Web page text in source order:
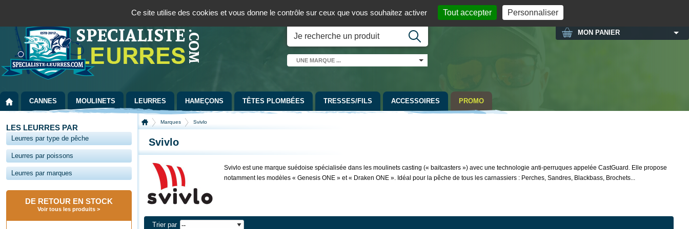
UNEMARQUE...
MON PANIER
CANNES MOULINETS LEURRES HAMEÇONS TÊTES PLOMBÉES TRESSES/FILS ACCESSOIRES PROMO
Marques Svivlo
Svivlo
Svivlo est une marque suédoise spécialisée dans les moulinets casting (« baitcasters ») avec une technologie anti-perruques appelée CastGuard. Elle propose
notamment les modèles « Genesis ONE » et « Draken ONE ». Idéal pour la pêche de tous les carnassiers : Perches, Sandres, Blackbass, Brochets...
Trier par
LES LEURRES PAR
Leurres par type de pêche
Leurres par poissons
Leurres par marques
DE RETOUR EN STOCK
Voir tous les produits
Ce site utilise des cookies et vous donne le contrôle sur ceux que vous souhaitez activer
Tout accepter Personnaliser